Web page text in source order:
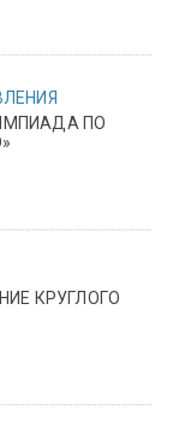
ПО
КРУГЛОГО